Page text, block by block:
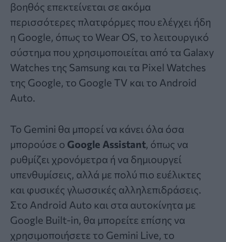
βοηθός επεκτείνεται σε ακόμα
περισσότερες πλατφόρμες που ελέγχει ήδη
η Google, όπως το Wear OS, το λειτουργικό
σύστημα που χρησιμοποιείται από τα Galaxy
Watches της Samsung και τα Pixel Watches
της Google, το Google TV και το Android
Auto.
Το Gemini θα μπορεί να κάνει όλα όσα
μπορούσε ο Google Assistant, όπως να
ρυθμίζει χρονόμετρα ή να δημιουργεί
υπενθυμίσεις, αλλά με πολύ πιο ευέλικτες
και φυσικές γλωσσικές αλληλεπιδράσεις.
Στο Android Auto και στα αυτοκίνητα με
Google Built-in, θα μπορείτε επίσης να
χρησιμοποιήσετε το Gemini Live, το